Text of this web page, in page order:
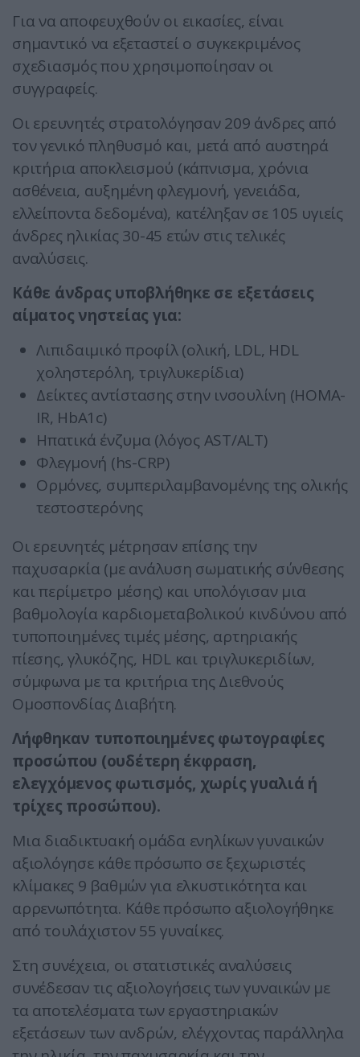
Για να αποφευχθούν οι εικασίες, είναι
σημαντικό να εξεταστεί ο συγκεκριμένος
σχεδιασμός που χρησιμοποίησαν οι
συγγραφείς.
Οι ερευνητές στρατολόγησαν 209 άνδρες από
τον γενικό πληθυσμό και, μετά από αυστηρά
κριτήρια αποκλεισμού (κάπνισμα, χρόνια
ασθένεια, αυξημένη φλεγμονή, γενειάδα,
ελλείποντα δεδομένα), κατέληξαν σε 105 υγιείς
άνδρες ηλικίας 30-45 ετών στις τελικές
αναλύσεις.
Κάθε άνδρας υποβλήθηκε σε εξετάσεις
αίματος νηστείας για:
Λιπιδαιμικό προφίλ (ολική, LDL, HDL
χοληστερόλη, τριγλυκερίδια)
Δείκτες αντίστασης στην ινσουλίνη (HOMA-
IR, HbA1c)
Ηπατικά ένζυμα (λόγος AST/ALT)
Φλεγμονή (hs-CRP)
Ορμόνες, συμπεριλαμβανομένης της ολικής
τεστοστερόνης
Οι ερευνητές μέτρησαν επίσης την
παχυσαρκία (με ανάλυση σωματικής σύνθεσης
και περίμετρο μέσης) και υπολόγισαν μια
βαθμολογία καρδιομεταβολικού κινδύνου από
τυποποιημένες τιμές μέσης, αρτηριακής
πίεσης, γλυκόζης, HDL και τριγλυκεριδίων,
σύμφωνα με τα κριτήρια της Διεθνούς
Ομοσπονδίας Διαβήτη.
Λήφθηκαν τυποποιημένες φωτογραφίες
προσώπου (ουδέτερη έκφραση,
ελεγχόμενος φωτισμός, χωρίς γυαλιά ή
τρίχες προσώπου).
Μια διαδικτυακή ομάδα ενηλίκων γυναικών
αξιολόγησε κάθε πρόσωπο σε ξεχωριστές
κλίμακες 9 βαθμών για ελκυστικότητα και
αρρενωπότητα. Κάθε πρόσωπο αξιολογήθηκε
από τουλάχιστον 55 γυναίκες.
Στη συνέχεια, οι στατιστικές αναλύσεις
συνέδεσαν τις αξιολογήσεις των γυναικών με
τα αποτελέσματα των εργαστηριακών
εξετάσεων των ανδρών, ελέγχοντας παράλληλα